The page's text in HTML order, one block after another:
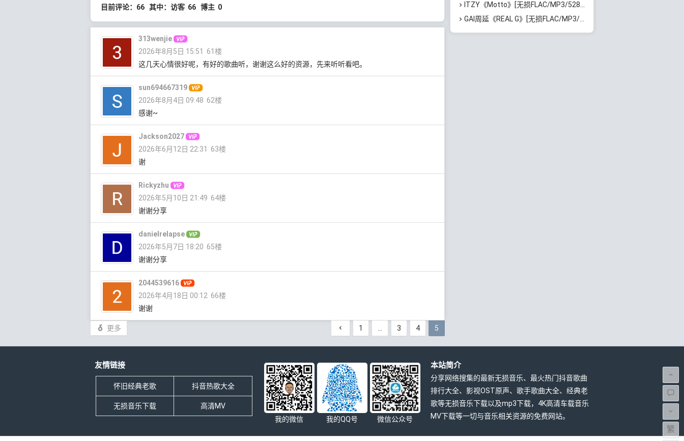
目前评论：66 其中：访客 66 博主 0
313wenjie
2026年8月5日 15:51
61楼
这几天心情很好呢，有好的歌曲听，谢谢这么好的资源，先来听听看吧。
sun694667319
2026年8月4日 09:48 62楼
感谢~
Jackson2027
2026年6月12日 22:31
63楼
谢
Rickyzhu
2026年5月10日 21:49 64楼
谢谢分享
danielrelapse
2026年5月7日 18:20 65楼
谢谢分享
2044539616
2026年4月18日 00:12 66楼
谢谢
更多 1 3 4 5
ITZY《Motto》[无损FLAC/MP3/528MB]百度云网盘下载
GAI周延《REAL G》[无损FLAC/MP3/729MB]百度云网盘下载
友情链接
怀旧经典老歌 抖音热歌大全
无损音乐下载
高清MV
我的微信
我的QQ号 微信公众号
本站简介
分享网络搜集的最新无损音乐、最火热门抖音歌曲
排行大全、影视OST原声、歌手歌曲大全、经典老
歌等无损音乐下载以及mp3下载，4K高清车载音乐
MV下载等一切与音乐相关资源的免费网站。
繁